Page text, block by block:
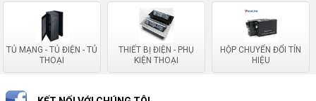
TỦ MẠNG - TỦ ĐIỆN - TỦ
THOẠI
THIẾT BỊ ĐIỆN - PHỤ
KIỆN THOẠI
HỘP CHUYỂN ĐỔI TÍN
HIỆU